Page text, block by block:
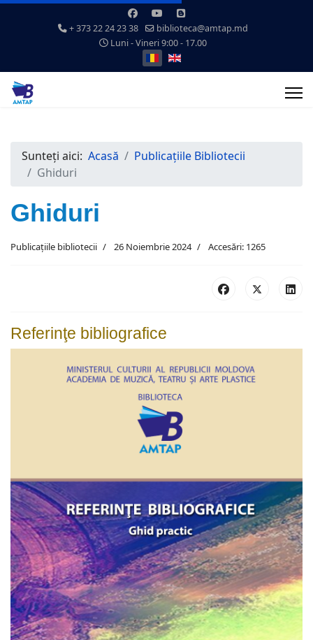
+ 373 22 24 23 38
biblioteca@amtap.md
Luni - Vineri 9:00 - 17.00
Selectați limba dvs
Sunteți aici: Acasă
Publicațiile Bibliotecii
Ghiduri
Ghiduri
Publicațiile bibliotecii 26 Noiembrie 2024 Accesări: 1265
Referinţe bibliografice